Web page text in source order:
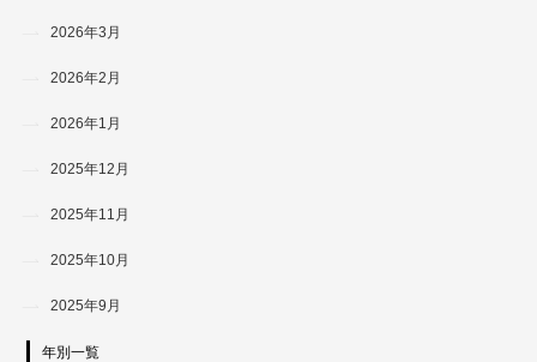
2026年3月
2026年2月
2026年1月
2025年12月
2025年11月
2025年10月
2025年9月
年別一覧